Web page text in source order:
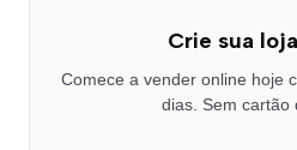
Crie sua
Comece a vender online hoje
dias. Sem cartão